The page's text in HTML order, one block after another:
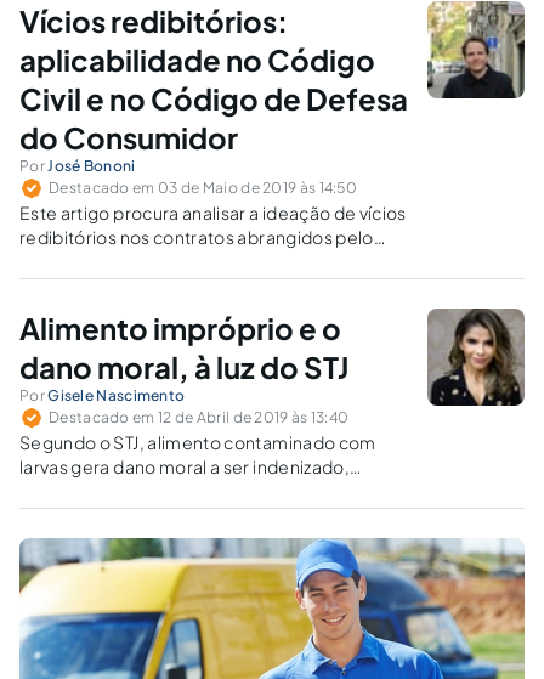
Vícios redibitórios:
aplicabilidade no Código
Civil e no Código de Defesa
do Consumidor
Por José Bononi
Destacado em 03 de Maio de 2019 às 14:50
Este artigo procura analisar a ideação de vícios
redibitórios nos contratos abrangidos pelo
Consumidor, procurando esclarecer o
entendimento acerca da aplicabilidade do
instituto.
Alimento impróprio e o
dano moral, à luz do STJ
PorGisele Nascimento
Destacado em 12 de Abril de 2019 às 13:40
Segundo o STJ, alimento contaminado com
larvas gera dano moral a ser indenizado,